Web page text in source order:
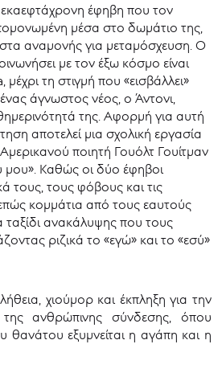
έφηβη που τον
μέσα στο δωμάτιο της,
αναμονής για μεταμόσχευση. Ο
με τον έξω κόσμο είναι
τη στιγμή που «εισβάλλει»
άγνωστος νέος, ο Άντονι,
της. Αφορμή για αυτή
αποτελεί μια σχολική εργασία
ποιητή Γουόλτ Γουίτμαν
μου». Καθώς οι δύο έφηβοι
τους, τους φόβους και τις
κομμάτια από τους εαυτούς
ταξίδι ανακάλυψης που τους
ριζικά το «εγώ» και το «εσύ»
χιούμορ και έκπληξη για την
ανθρώπινης σύνδεσης, όπου
εξυμνείται η αγάπη και η